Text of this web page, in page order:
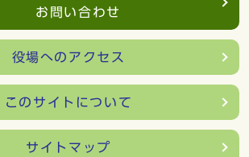
お問い合わせ
役場へのアクセス
このサイトについて
サイトマップ